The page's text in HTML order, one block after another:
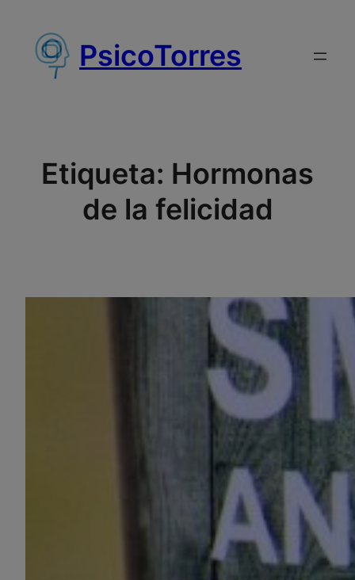
contenido
PsicoTorres
Etiqueta: Hormonas
de la felicidad